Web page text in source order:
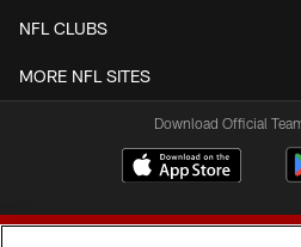
NFL CLUBS
MORE NFL SITES
Download Official